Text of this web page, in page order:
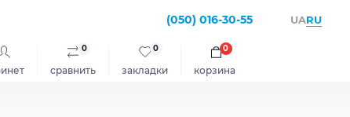
(050) 016-30-55 UARU
сравнить
0
закладки
0
корзина
0